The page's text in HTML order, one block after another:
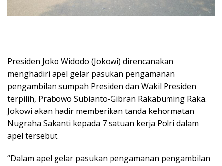
Presiden Joko Widodo (Jokowi) direncanakan
menghadiri apel gelar pasukan pengamanan
pengambilan sumpah Presiden dan Wakil Presiden
terpilih, Prabowo Subianto-Gibran Rakabuming Raka.
Jokowi akan hadir memberikan tanda kehormatan
Nugraha Sakanti kepada 7 satuan kerja Polri dalam
apel tersebut.
“Dalam apel gelar pasukan pengamanan pengambilan